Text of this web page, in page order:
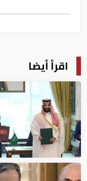
اقرأ أيضا